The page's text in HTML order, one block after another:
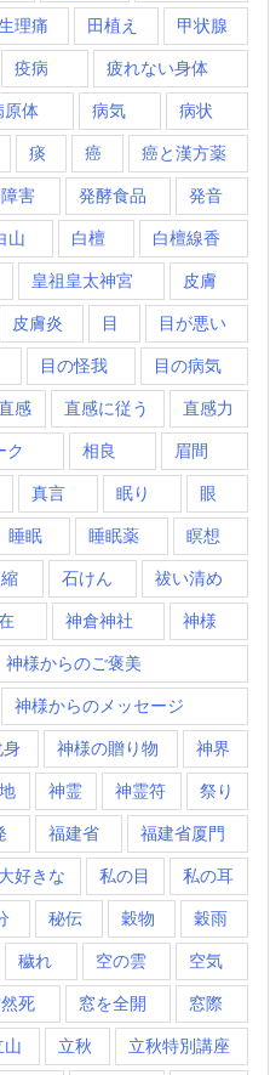
理痛 田植え 甲状腺
疫病 疲れない身体
原体 病気 病状
痰 癌 癌と漢方薬
害 発酵食品 発音
山 白檀 白檀線香
皇祖皇太神宮 皮膚
皮膚炎 目 目が悪い
目の怪我 目の病気
感 直感に従う 直感力
ク 相良 眉間
真言 眠り 眼
睡眠 睡眠薬 瞑想
石けん 祓い清め
神倉神社 神様
神様からのご褒美
神様からのメッセージ
神様の贈り物 神界
神霊 神霊符 祭り
福建省 福建省厦門
好きな 私の目 私の耳
秘伝 穀物 穀雨
穢れ 空の雲 空気
死 窓を全開 窓際
山 立秋 立秋特別講座